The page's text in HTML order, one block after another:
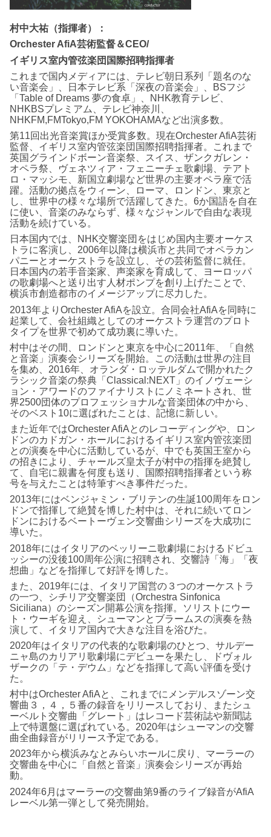
村中大祐（指揮者）：
Orchester AfiA芸術監督＆CEO/
イギリス室内管弦楽団国際招聘指揮者
これまで国内メディアには、テレビ朝日系列「題名のな
い音楽会」、日本テレビ系「深夜の音楽会」、BSフジ
「Table of Dreams 夢の食卓」、NHK教育テレビ、
NHKBSプレミアム、テレビ神奈川、
NHKFM,FMTokyo,FM YOKOHAMAなど出演多数。
第11回出光音楽賞ほか受賞多数。現在Orchester AfiA芸術
監督、イギリス室内管弦楽団国際招聘指揮者。これまで
英国グラインドボーン音楽祭、スイス、ザンクガレン・
オペラ祭、ヴェネツィア・フェニーチェ歌劇場、テアト
ロ・マッシモ、新国立劇場など世界の主要オペラ座で活
躍。活動の拠点をウィーン、ローマ、ロンドン、東京と
し、世界中の様々な場所で活躍してきた。6か国語を自在
に使い、音楽のみならず、様々なジャンルで自由な表現
活動を続けている。
日本国内では、NHK交響楽団をはじめ国内主要オーケス
トラに客演し、2006年以降は横浜市と共同でオペラカン
パニーとオーケストラを設立し、その芸術監督に就任。
日本国内の若手音楽家、声楽家を育成して、ヨーロッパ
の歌劇場へと送り出す人材ポンプを創り上げたことで、
横浜市創造都市のイメージアップに尽力した。
2013年よりOrchester AfiAを設立。合同会社AfiAを同時に
起業して、会社組織としてのオーケストラ運営のプロト
タイプを世界で初めて成功裏に導いた。
村中はその間、ロンドンと東京を中心に2011年、「自然
と音楽」演奏会シリーズを開始。この活動は世界の注目
を集め、2016年、オランダ・ロッテルダムで開かれたク
ラシック音楽の祭典「Classical:NEXT」のイノヴェーシ
ョン・アワードのファイナリストにノミネートされ、世
界2500団体のプロフェッショナルな音楽団体の中から、
そのベスト10に選ばれたことは、記憶に新しい。
また近年ではOrchester AfiAとのレコーディングや、ロン
ドンのカドガン・ホールにおけるイギリス室内管弦楽団
との演奏を中心に活動しているが、中でも英国王室から
の招きにより、チャールズ皇太子が村中の指揮を絶賛し
て、自宅に親書を何度も送り、国際招聘指揮者という称
号を与えたことは特筆すべき事件だった。
2013年にはベンジャミン・ブリテンの生誕100周年をロン
ドンで指揮して絶賛を博した村中は、それに続いてロン
ドンにおけるベートーヴェン交響曲シリーズを大成功に
導いた。
2018年にはイタリアのベッリーニ歌劇場におけるドビュ
ッシーの没後100周年公演に招聘され、交響詩「海」「夜
想曲」などを指揮して好評を博した。
また、2019年には、イタリア国営の３つのオーケストラ
の一つ、シチリア交響楽団（Orchestra Sinfonica
Siciliana）のシーズン開幕公演を指揮。ソリストにウー
ト・ウーギを迎え、シューマンとブラームスの演奏を熱
演して、イタリア国内で大きな注目を浴びた。
2020年はイタリアの代表的な歌劇場のひとつ、サルデー
ニャ島のカリアリ歌劇場にデビューを果たし、ドヴォル
ザークの「テ・デウム」などを指揮して高い評価を受け
た。
村中はOrchester AfiAと、これまでにメンデルスゾーン交
響曲３，４，５番の録音をリリースしており、またシュ
ーベルト交響曲「グレート」はレコード芸術誌や新聞誌
上で特選盤に選ばれている。2020年はシューマンの交響
曲全曲録音がリリース予定である。
2023年から横浜みなとみらいホールに戻り、マーラーの
交響曲を中心に「自然と音楽」演奏会シリーズが再始
動。
2024年6月はマーラーの交響曲第9番のライブ録音がAfiA
レーベル第一弾として発売開始。